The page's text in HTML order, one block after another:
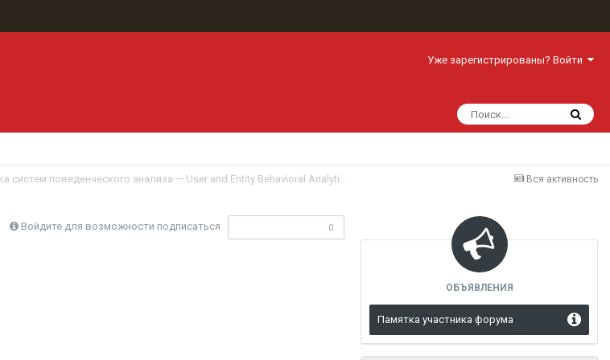
Уже зарегистрированы? Войти
Вся активность
Обзор рынка систем поведенческого анализа — User and Entity Behavioral Analytics (UBA/UEBA)
Войдите для возможности подписаться 0
ОБЪЯВЛЕНИЯ
Памятка участника форума